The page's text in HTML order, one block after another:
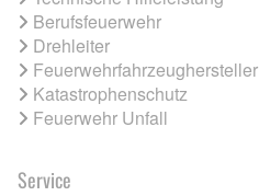
Berufsfeuerwehr
Drehleiter
Feuerwehrfahrzeughersteller
Katastrophenschutz
Feuerwehr Unfall
Service